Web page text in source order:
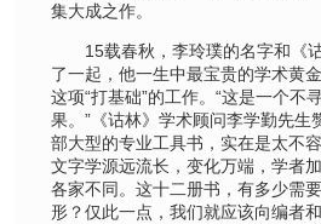
集大成之作。
15载春秋，李玲璞的名字和《
了一起，他一生中最宝贵的学术黄
这项“打基础”的工作。“这是一个不
果。”《诂林》学术顾问李学勤先生
部大型的专业工具书，实在是太不
文字学源远流长，变化万端，学者
各家不同。这十二册书，有多少需
形？仅此一点，我们就应该向编者